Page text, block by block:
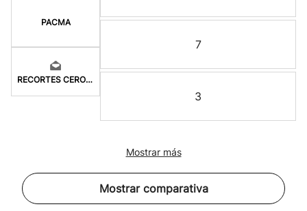
PACMA
RECORTES CERO-LV-M
7
3
Mostrar más
Mostrar comparativa